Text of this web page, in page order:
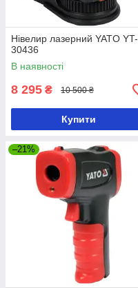
Нівелир лазерний YATO YT-
30436
В наявності
8 295 ₴ 10 500 ₴
Купити
–21%